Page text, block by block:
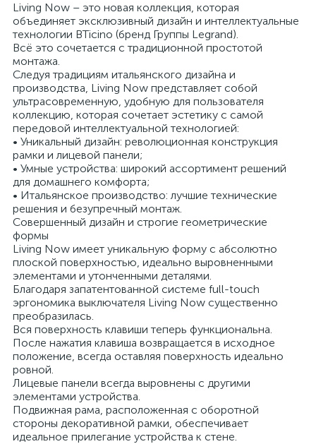
Living Now – это новая коллекция, которая
объединяет эксклюзивный дизайн и интеллектуальные
технологии BTicino (бренд Группы Legrand).
Всё это сочетается с традиционной простотой
монтажа.
Следуя традициям итальянского дизайна и
производства, Living Now представляет собой
ультрасовременную, удобную для пользователя
коллекцию, которая сочетает эстетику с самой
передовой интеллектуальной технологией:
• Уникальный дизайн: революционная конструкция
рамки и лицевой панели;
• Умные устройства: широкий ассортимент решений
для домашнего комфорта;
• Итальянское производство: лучшие технические
решения и безупречный монтаж.
Совершенный дизайн и строгие геометрические
формы
Living Now имеет уникальную форму с абсолютно
плоской поверхностью, идеально выровненными
элементами и утонченными деталями.
Благодаря запатентованной системе full-touch
эргономика выключателя Living Now существенно
преобразилась.
Вся поверхность клавиши теперь функциональна.
После нажатия клавиша возвращается в исходное
положение, всегда оставляя поверхность идеально
ровной.
Лицевые панели всегда выровнены с другими
элементами устройства.
Подвижная рама, расположенная с оборотной
стороны декоративной рамки, обеспечивает
идеальное прилегание устройства к стене.